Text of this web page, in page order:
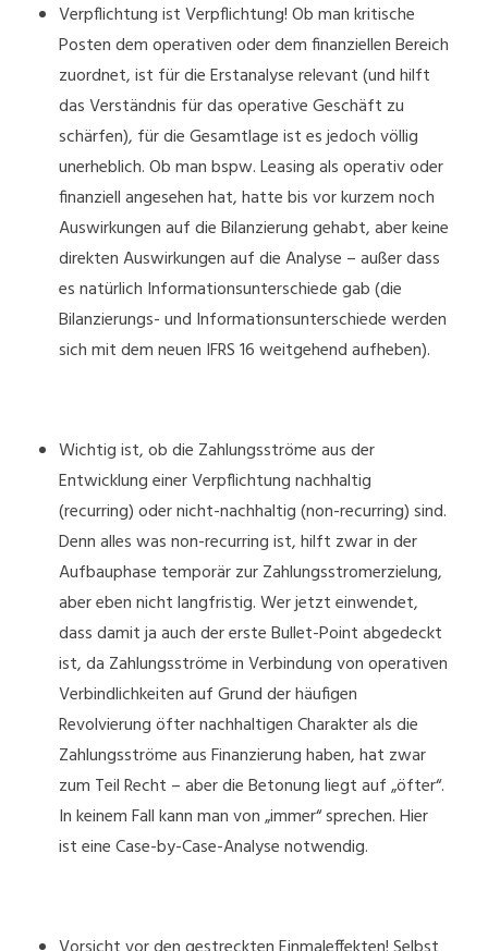
Verpflichtung ist Verpflichtung! Ob man kritische
Posten dem operativen oder dem finanziellen Bereich
zuordnet, ist für die Erstanalyse relevant (und hilft
das Verständnis für das operative Geschäft zu
schärfen), für die Gesamtlage ist es jedoch völlig
unerheblich. Ob man bspw. Leasing als operativ oder
finanziell angesehen hat, hatte bis vor kurzem noch
Auswirkungen auf die Bilanzierung gehabt, aber keine
direkten Auswirkungen auf die Analyse – außer dass
es natürlich Informationsunterschiede gab (die
Bilanzierungs- und Informationsunterschiede werden
sich mit dem neuen IFRS 16 weitgehend aufheben).
Wichtig ist, ob die Zahlungsströme aus der
Entwicklung einer Verpflichtung nachhaltig
(recurring) oder nicht-nachhaltig (non-recurring) sind.
Denn alles was non-recurring ist, hilft zwar in der
Aufbauphase temporär zur Zahlungsstromerzielung,
aber eben nicht langfristig. Wer jetzt einwendet,
dass damit ja auch der erste Bullet-Point abgedeckt
ist, da Zahlungsströme in Verbindung von operativen
Verbindlichkeiten auf Grund der häufigen
Revolvierung öfter nachhaltigen Charakter als die
Zahlungsströme aus Finanzierung haben, hat zwar
zum Teil Recht – aber die Betonung liegt auf „öfter“.
In keinem Fall kann man von „immer“ sprechen. Hier
ist eine Case-by-Case-Analyse notwendig.